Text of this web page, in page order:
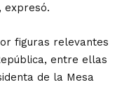
expresó.
figuras relevantes
entre ellas
de la Mesa